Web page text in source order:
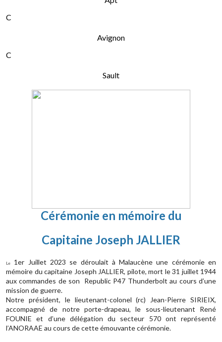
C
Avignon
C
Sault
Cérémonie en mémoire du
Capitaine Joseph JALLIER
Le
1er Juillet 2023 se déroulait à Malaucène une cérémonie en
mémoire du capitaine Joseph JALLIER, pilote, mort le 31 juillet 1944
aux commandes de son Republic P47 Thunderbolt au cours d’une
mission de guerre.
Notre président, le lieutenant-colonel (rc) Jean-Pierre SIRIEIX,
accompagné de notre porte-drapeau, le sous-lieutenant René
FOUNIE et d’une délégation du secteur 570 ont représenté
l’ANORAAE au cours de cette émouvante cérémonie.